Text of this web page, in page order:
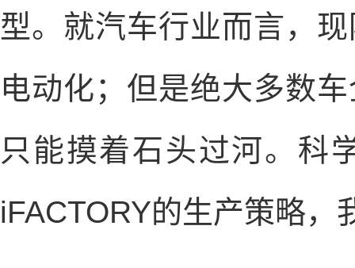
型。就汽车行业而言，
电动化；但是绝大多数
只能摸着石头过河。科
iFACTORY的生产策略，